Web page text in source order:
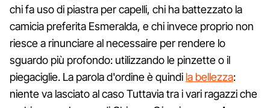
chi fa uso di piastra per capelli, chi ha battezzato la
camicia preferita Esmeralda, e chi invece proprio non
riesce a rinunciare al necessaire per rendere lo
sguardo più profondo: utilizzando le pinzette o il
piegaciglie. La parola d'ordine è quindi la bellezza:
niente va lasciato al caso Tuttavia tra i vari ragazzi che